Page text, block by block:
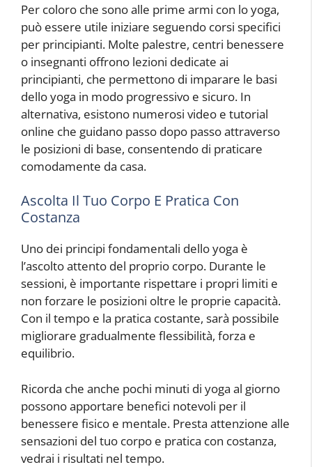
Per coloro che sono alle prime armi con lo yoga,
può essere utile iniziare seguendo corsi specifici
per principianti. Molte palestre, centri benessere
o insegnanti offrono lezioni dedicate ai
principianti, che permettono di imparare le basi
dello yoga in modo progressivo e sicuro. In
alternativa, esistono numerosi video e tutorial
online che guidano passo dopo passo attraverso
le posizioni di base, consentendo di praticare
comodamente da casa.
Ascolta Il Tuo Corpo E Pratica Con
Costanza
Uno dei principi fondamentali dello yoga è
l’ascolto attento del proprio corpo. Durante le
sessioni, è importante rispettare i propri limiti e
non forzare le posizioni oltre le proprie capacità.
Con il tempo e la pratica costante, sarà possibile
migliorare gradualmente flessibilità, forza e
equilibrio.
Ricorda che anche pochi minuti di yoga al giorno
possono apportare benefici notevoli per il
benessere fisico e mentale. Presta attenzione alle
sensazioni del tuo corpo e pratica con costanza,
vedrai i risultati nel tempo.